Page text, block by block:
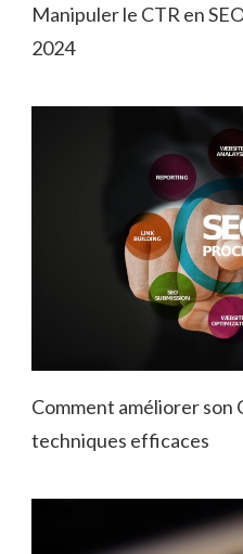
Manipuler le CTR en
2024
Comment améliorer son
techniques efficaces